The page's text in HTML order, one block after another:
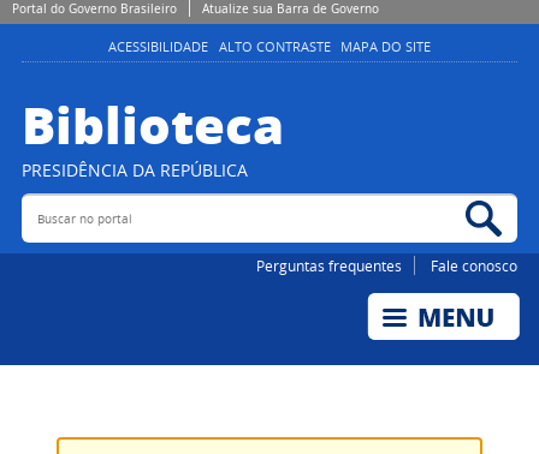
Portal do Governo Brasileiro Atualize sua Barra de Governo
ACESSIBILIDADE ALTO CONTRASTE MAPA DO SITE
Biblioteca
PRESIDÊNCIA DA REPÚBLICA
Buscar no portal
Perguntas frequentes Fale conosco